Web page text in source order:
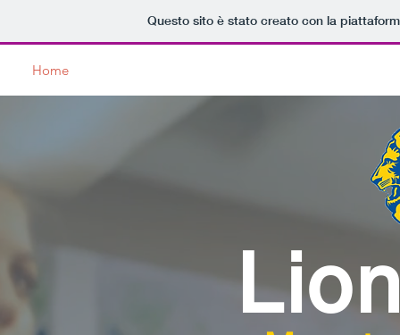
Questo sito è stato creato con la
Home